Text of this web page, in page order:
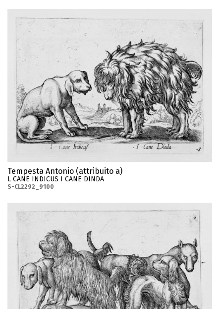
Tempesta Antonio (attribuito a)
L CANE INDICUS I CANE DINDA
S-CL2292_9100